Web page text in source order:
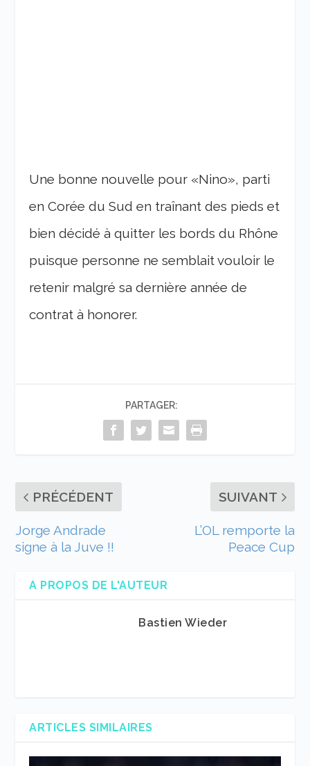
Une bonne nouvelle pour «Nino», parti
en Corée du Sud en traînant des pieds et
bien décidé à quitter les bords du Rhône
puisque personne ne semblait vouloir le
retenir malgré sa dernière année de
contrat à honorer.
PARTAGER:
PRÉCÉDENT
Jorge Andrade
signe à la Juve !!
SUIVANT
L’OL remporte la
Peace Cup
A PROPOS DE L'AUTEUR
Bastien Wieder
ARTICLES SIMILAIRES